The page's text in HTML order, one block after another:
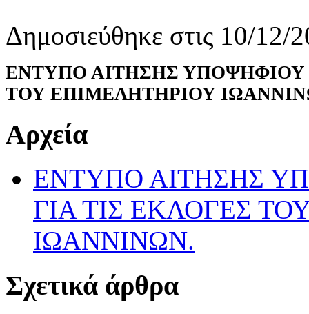
Δημοσιεύθηκε στις 10/12/
ΕΝΤΥΠΟ ΑΙΤΗΣΗΣ ΥΠΟΨΗΦΙΟΥ
ΤΟΥ ΕΠΙΜΕΛΗΤΗΡΙΟΥ
Αρχεία
ΕΝΤΥΠΟ ΑΙΤΗΣΗΣ
ΓΙΑ ΤΙΣ ΕΚΛΟΓΕΣ
ΙΩΑΝΝΙΝΩΝ.
Σχετικά άρθρα